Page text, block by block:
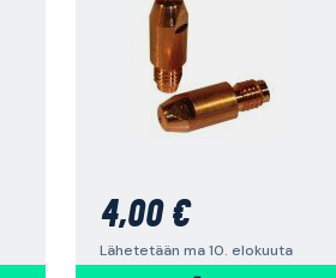
4,00 €
Lähetetään ma 10. elokuuta